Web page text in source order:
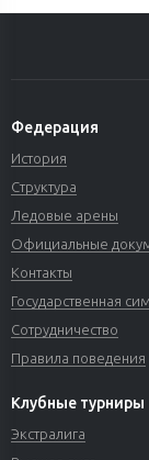
Федерация
История
Структура
Ледовые арены
Официальные
Контакты
Государственная
Сотрудничество
Правила поведения
Клубные турниры
Экстралига